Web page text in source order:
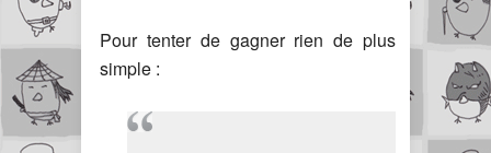
Pour tenter de gagner rien de plus
simple :